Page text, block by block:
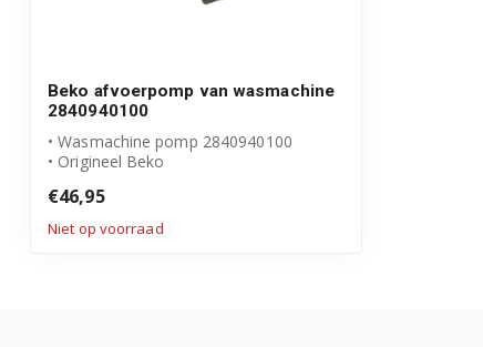
WMB51231 7128942000
WMB71031PTM 7179581300
WMB71241M 7114141600
Beko afvoerpomp van wasmachine
2840940100
• Wasmachine pomp 2840940100
• Origineel Beko
€46,95
Niet op voorraad